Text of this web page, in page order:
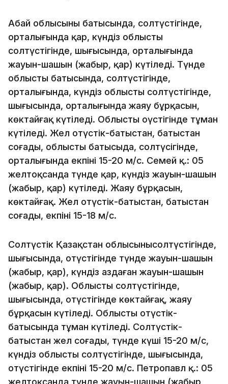
Абай облысының батысында, солтүстігінде,
орталығында қар, күндіз облыстың
солтүстігінде, шығысында, орталығында
жауын-шашын (жаңбыр, қар) күтіледі. Түнде
облыстың батысында, солтүстігінде,
орталығында, күндіз облыстың солтүстігінде,
шығысында, орталығында жаяу бұрқасын,
көктайғақ күтіледі. Облыстың оңүстігінде тұман
күтіледі. Жел оңтүстік-батыстан, батыстан
соғады, облыстың батысыда, солтүсігінде,
орталығында екпіні 15-20 м/с. Семей қ.: 05
желтоқсанда түнде қар, күндіз жауын-шашын
(жаңбыр, қар) күтіледі. Жаяу бұрқасын,
көктайғақ. Жел оңтүстік-батыстан, батыстан
соғады, екпіні 15-18 м/с.
Солтүстік Қазақстан облысыныңсолтүстігінде,
шығысында, оңтүстігінде түнде жауын-шашын
(жаңбыр, қар), күндіз аздаған жауын-шашын
(жаңбыр, қар). Облыстың солтүстігінде,
шығысында, оңтүстігінде көктайғақ, жаяу
бұрқасын күтіледі. Облыстың оңтүстік-
батысында тұман күтіледі. Солтүстік-
батыстан жел соғады, түнде күші 15-20 м/с,
күндіз облыстың солтүстігінде, шығысында,
оңтүстігінде екпіні 15-20 м/с. Петропавл қ.: 05
желтоқсанда түнде жауын-шашын (жаңбыр,